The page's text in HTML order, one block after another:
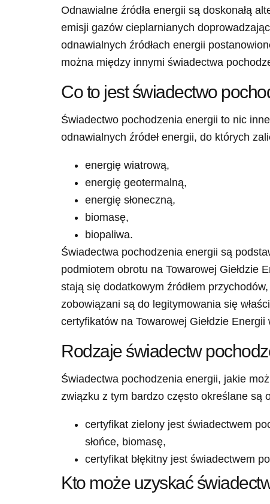
Odnawialne źródła energii są doskonałą
emisji gazów cieplarnianych
odnawialnych źródłach energii
można między innymi świadectwa
Co to jest świadectwo
Świadectwo pochodzenia energii to nic
odnawialnych źródeł energii, do których
energię wiatrową,
energię geotermalną,
energię słoneczną,
biomasę,
biopaliwa.
Świadectwa pochodzenia energii są
podmiotem obrotu na Towarowej Giełdzie
stają się dodatkowym źródłem
zobowiązani są do legitymowania się
certyfikatów na Towarowej Giełdzie Energii
Rodzaje świadectw
Świadectwa pochodzenia energii, jakie
związku z tym bardzo często określane są
certyfikat zielony jest świadectwem
słońce, biomasę,
certyfikat błękitny jest świadectwem
Kto może uzyskać